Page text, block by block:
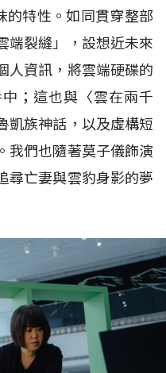
的特性。如同貫穿整部
端裂縫」，設想近未來
人資訊，將雲端硬碟的
中；這也與〈雲在兩千
凱族神話，以及虛構短
我們也隨著莫子儀飾演
尋亡妻與雲豹身影的夢